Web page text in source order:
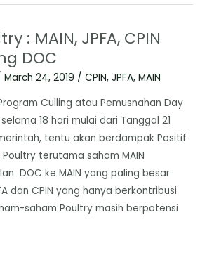
: MAIN, JPFA, CPIN
DOC
March 24, 2019 / CPIN, JPFA, MAIN
Culling atau Pemusnahan Day
18 hari mulai dari Tanggal 21
tentu akan berdampak Positif
terutama saham MAIN
DOC ke MAIN yang paling besar
dan CPIN yang hanya berkontribusi
saham Poultry masih berpotensi